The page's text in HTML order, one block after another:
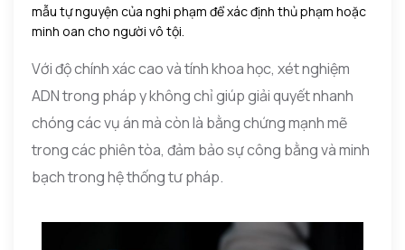
mẫu tự nguyện của nghi phạm để xác định thủ phạm hoặc
minh oan cho người vô tội.
Với độ chính xác cao và tính khoa học, xét nghiệm
ADN trong pháp y không chỉ giúp giải quyết nhanh
chóng các vụ án mà còn là bằng chứng mạnh mẽ
trong các phiên tòa, đảm bảo sự công bằng và minh
bạch trong hệ thống tư pháp.